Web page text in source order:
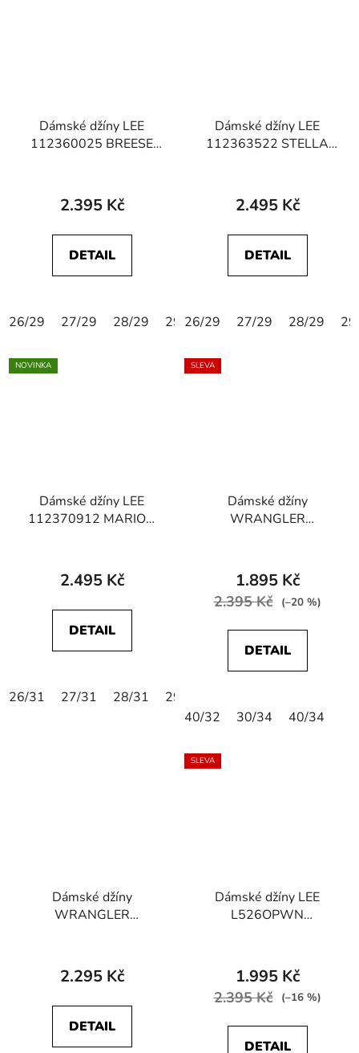
Dámské džíny LEE
112360025 BREESE
2.395 Kč
DETAIL
26/29 27/29 28/29 29/29 30/29 31/29 24/31
Dámské džíny LEE
112363522 STELLA
2.495 Kč
DETAIL
26/29 27/29 28/29
NOVINKA
Dámské džíny LEE
112370912 MARION
2.495 Kč
DETAIL
26/31 27/31 28/31 29/31
SLEVA
Dámské džíny
WRANGLER
1.895 Kč
2.395 Kč (–20 %)
DETAIL
40/32 30/34 40/34
Dámské džíny
WRANGLER
2.295 Kč
DETAIL
SLEVA
Dámské džíny LEE
L526OPWN
1.995 Kč
2.395 Kč (–16 %)
DETAIL